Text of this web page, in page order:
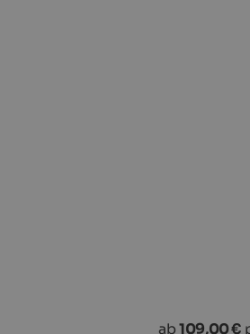
ab109,00 €